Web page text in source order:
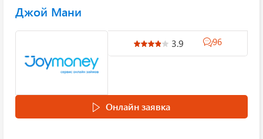
Джой Мани
3.9 96
Онлайн заявка